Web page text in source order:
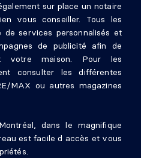
sur place un notaire
vous conseiller. Tous les
services personnalisés et
de publicité afin de
votre maison. Pour les
consulter les différentes
MAX ou autres magazines
dans le magnifique
est facile d accès et vous